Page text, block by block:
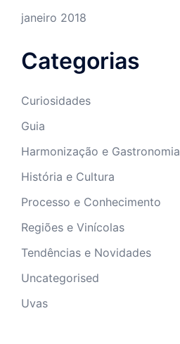
janeiro 2018
Categorias
Curiosidades
Guia
Harmonização e Gastronomia
História e Cultura
Processo e Conhecimento
Regiões e Vinícolas
Tendências e Novidades
Uncategorised
Uvas